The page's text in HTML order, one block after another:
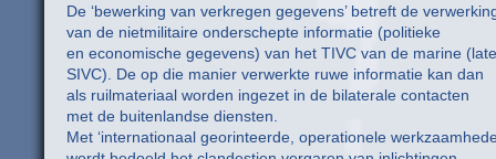
De ‘bewerking van verkregen gegevens’ betreft de
van de nietmilitaire onderschepte informatie (politieke
en economische gegevens) van het TIVC van de marine
SIVC). De op die manier verwerkte ruwe informatie kan dan
als ruilmateriaal worden ingezet in de bilaterale contacten
met de buitenlandse diensten.
Met ‘internationaal georinteerde, operationele